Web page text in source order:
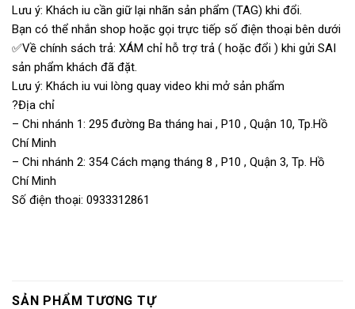
Lưu ý: Khách iu cần giữ lại nhãn sản phẩm (TAG) khi đổi.
Bạn có thể nhắn shop hoặc gọi trực tiếp số điện thoại bên dưới
✅Về chính sách trả: XÁM chỉ hỗ trợ trả ( hoặc đổi ) khi gửi SAI
sản phẩm khách đã đặt.
Lưu ý: Khách iu vui lòng quay video khi mở sản phẩm
?Địa chỉ
– Chi nhánh 1: 295 đường Ba tháng hai , P10 , Quận 10, Tp.Hồ
Chí Minh
– Chi nhánh 2: 354 Cách mạng tháng 8 , P10 , Quận 3, Tp. Hồ
Chí Minh
Số điện thoại: 0933312861
SẢN PHẨM TƯƠNG TỰ